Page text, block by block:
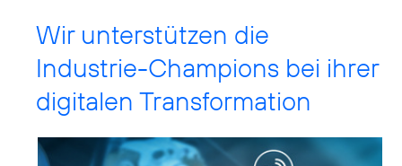
Wir unterstützen die
Industrie-Champions bei ihrer
digitalen Transformation